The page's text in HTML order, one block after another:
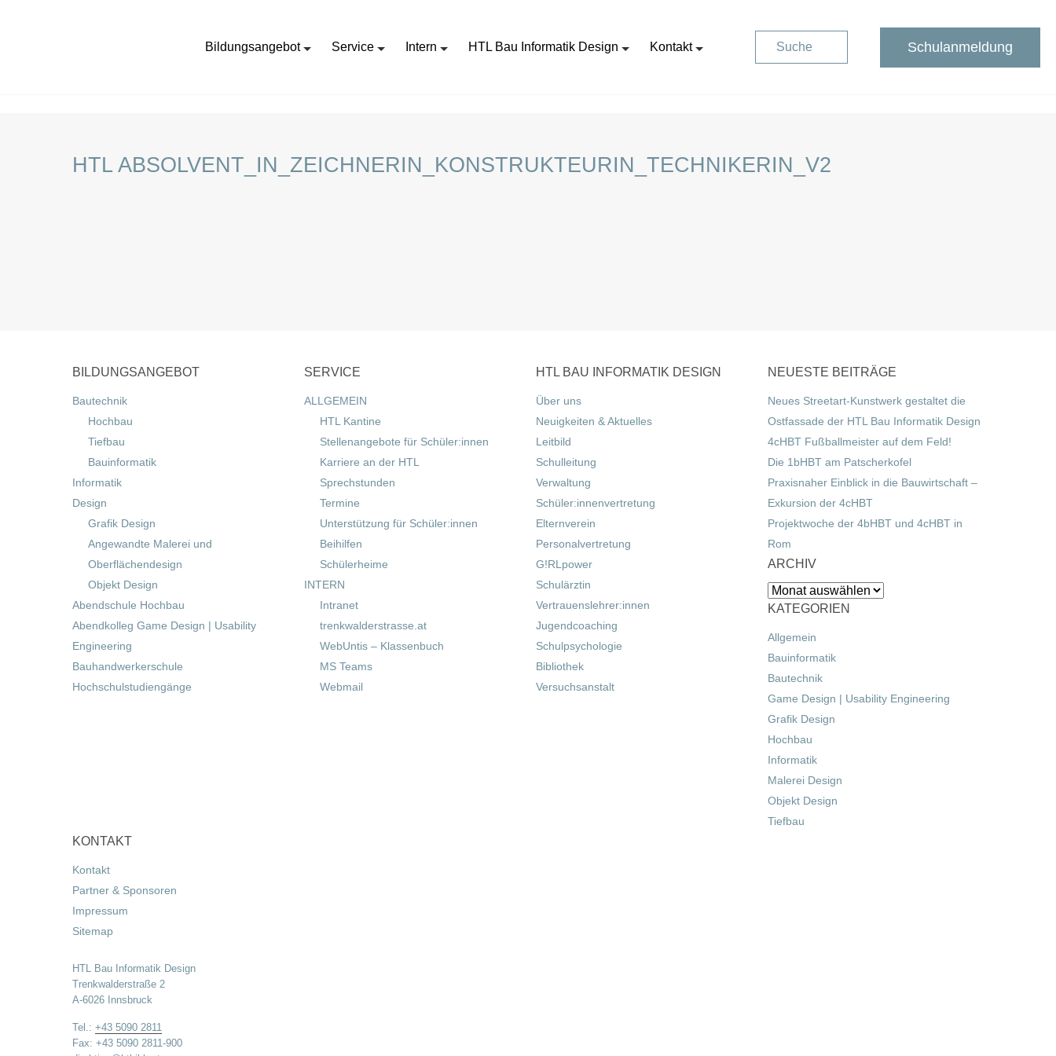
Bildungsangebot Service Intern HTL Bau Informatik Design Kontakt Suche Schulanmeldung
HTL ABSOLVENT_IN_ZEICHNERIN_KONSTRUKTEURIN_TECHNIKERIN_V2
BILDUNGSANGEBOT
Bautechnik
Hochbau
Tiefbau
Bauinformatik
Informatik
Design
Grafik Design
Angewandte Malerei und
Oberflächendesign
Objekt Design
Abendschule Hochbau
Abendkolleg Game Design | Usability
Engineering
Bauhandwerkerschule
Hochschulstudiengänge
SERVICE
ALLGEMEIN
HTL Kantine
Stellenangebote für Schüler:innen
Karriere an der HTL
Sprechstunden
Termine
Unterstützung für Schüler:innen
Beihilfen
Schülerheime
INTERN
Intranet
trenkwalderstrasse.at
WebUntis – Klassenbuch
MS Teams
Webmail
HTL BAU INFORMATIK DESIGN
Über uns
Neuigkeiten & Aktuelles
Leitbild
Schulleitung
Verwaltung
Schüler:innenvertretung
Elternverein
Personalvertretung
G!RLpower
Schulärztin
Vertrauenslehrer:innen
Jugendcoaching
Schulpsychologie
Bibliothek
Versuchsanstalt
NEUESTE BEITRÄGE
Neues Streetart-Kunstwerk gestaltet die
Ostfassade der HTL Bau Informatik Design
4cHBT Fußballmeister auf dem Feld!
Die 1bHBT am Patscherkofel
Praxisnaher Einblick in die Bauwirtschaft –
Exkursion der 4cHBT
Projektwoche der 4bHBT und 4cHBT in
Rom
ARCHIV
Archiv
KATEGORIEN
Allgemein
Bauinformatik
Bautechnik
Game Design | Usability Engineering
Grafik Design
Hochbau
Informatik
Malerei Design
Objekt Design
Tiefbau
KONTAKT
Kontakt
Partner & Sponsoren
Impressum
Sitemap
HTL Bau Informatik Design
Trenkwalderstraße 2
A-6026 Innsbruck
Tel.: +43 5090 2811
Fax: +43 5090 2811-900